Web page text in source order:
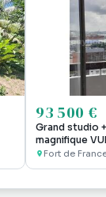
93 500 €
Grand studio
magnifique
Fort de